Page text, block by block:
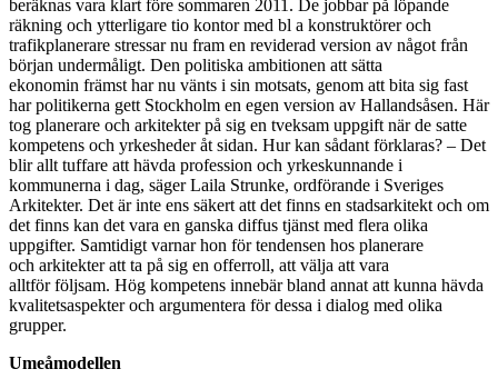
beräknas vara klart före sommaren 2011. De jobbar på löpande
räkning och ytterligare tio kontor med bl a konstruktörer och
trafikplanerare stressar nu fram en reviderad version av något från
början undermåligt. Den politiska ambitionen att sätta
ekonomin främst har nu vänts i sin motsats, genom att bita sig fast
har politikerna gett Stockholm en egen version av Hallandsåsen. Här
tog planerare och arkitekter på sig en tveksam uppgift när de satte
kompetens och yrkesheder åt sidan. Hur kan sådant förklaras? – Det
blir allt tuffare att hävda profession och yrkeskunnande i
kommunerna i dag, säger Laila Strunke, ordförande i Sveriges
Arkitekter. Det är inte ens säkert att det finns en stadsarkitekt och om
det finns kan det vara en ganska diffus tjänst med flera olika
uppgifter. Samtidigt varnar hon för tendensen hos planerare
och arkitekter att ta på sig en offerroll, att välja att vara
alltför följsam. Hög kompetens innebär bland annat att kunna hävda
kvalitetsaspekter och argumentera för dessa i dialog med olika
grupper.
Umeåmodellen